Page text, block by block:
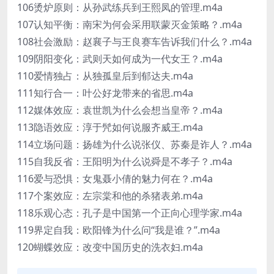
106烫炉原则：从孙武练兵到王熙凤的管理.m4a
107认知平衡：南宋为何会采用联蒙灭金策略？.m4a
108社会激励：赵襄子与王良赛车告诉我们什么？.m4a
109阴阳变化：武则天如何成为一代女王？.m4a
110爱情独占：从独孤皇后到郁达夫.m4a
111知行合一：叶公好龙带来的省思.m4a
112媒体效应：袁世凯为什么会想当皇帝？.m4a
113隐语效应：淳于髠如何说服齐威王.m4a
114立场问题：扬雄为什么说张仪、苏秦是诈人？.m4a
115自我反省：王阳明为什么说舜是不孝子？.m4a
116爱与恐惧：女鬼聂小倩的魅力何在？.m4a
117个案效应：左宗棠和他的杀猪表弟.m4a
118乐观心态：孔子是中国第一个正向心理学家.m4a
119界定自我：欧阳锋为什么问“我是谁？”.m4a
120蝴蝶效应：改变中国历史的洗衣妇.m4a